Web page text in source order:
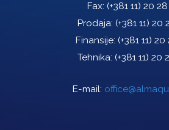
Fax: (+381 11) 20
Prodaja: (+381 11) 20
Finansije: (+381 11)
Tehnika: (+381 11) 20
E-mail: